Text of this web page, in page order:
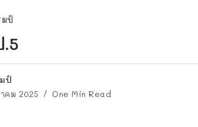
ป์
ป์
คม 2025
One Min Read